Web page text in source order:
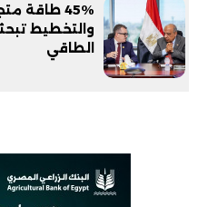
والتخطيط
الطاقي